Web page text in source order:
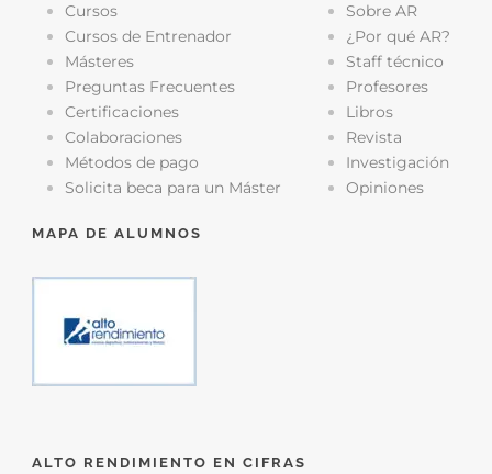
Cursos
Cursos de Entrenador
Másteres
Preguntas Frecuentes
Certificaciones
Colaboraciones
Métodos de pago
Solicita beca para un Máster
Sobre AR
¿Por qué AR?
Staff técnico
Profesores
Libros
Revista
Investigación
Opiniones
MAPA DE ALUMNOS
ALTO RENDIMIENTO EN CIFRAS